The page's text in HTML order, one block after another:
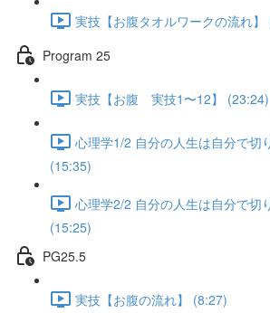
実技【お腹タオルワークの流れ】
Program 25
実技【お腹 実技1〜12】 (23:24)
心理学1/2 自分の人生は自分で切
(15:35)
心理学2/2 自分の人生は自分で切
(15:25)
PG25.5
実技【お腹の流れ】 (8:27)